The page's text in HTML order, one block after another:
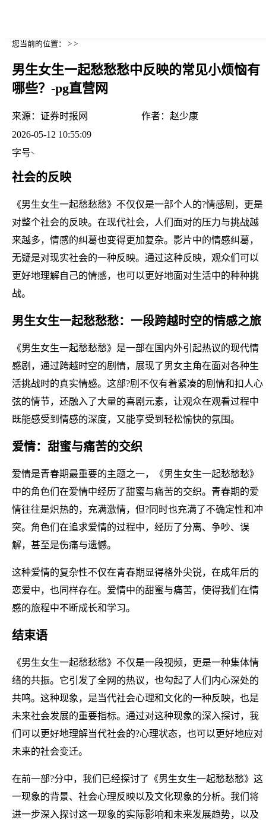
您当前的位置： > >
男生女生一起愁愁愁中反映的常见小烦恼有
哪些？-pg直营网
来源： 证券时报网 作者： 赵少康
2026-05-12 10:55:09
字号
社会的反映
《男生女生一起愁愁愁》不仅仅是一部个人的?情感剧，更是
对整个社会的反映。在现代社会，人们面对的压力与挑战越
来越多，情感的纠葛也变得更加复杂。影片中的情感纠葛，
无疑是对现实社会的一种反映。通过这种反映，观众们可以
更好地理解自己的情感，也可以更好地面对生活中的种种挑
战。
男生女生一起愁愁愁：一段跨越时空的情感之旅
《男生女生一起愁愁愁》是一部在国内外引起热议的现代情
感剧，通过跨越时空的剧情，展现了男女主角在面对各种生
活挑战时的真实情感。这部?剧不仅有着紧凑的剧情和扣人心
弦的情节，还融入了大量的喜剧元素，让观众在观看过程中
既能感受到情感的深度，又能享受到轻松愉快的氛围。
爱情：甜蜜与痛苦的交织
爱情是青春期最重要的主题之一，《男生女生一起愁愁愁》
中的角色们在爱情中经历了甜蜜与痛苦的交织。青春期的爱
情往往是炽热的，充满激情，但?同时也充满了不确定性和冲
突。角色们在追求爱情的过程中，经历了分离、争吵、误
解，甚至是伤痛与遗憾。
这种爱情的复杂性不仅在青春期显得格外尖锐，在成年后的
恋爱中，也同样存在。爱情中的甜蜜与痛苦，使得我们在情
感的旅程中不断成长和学习。
结束语
《男生女生一起愁愁愁》不仅是一段视频，更是一种集体情
绪的共振。它引发了全网的热议，也勾起了人们内心深处的
共鸣。这种现象，是当代社会心理和文化的一种反映，也是
未来社会发展的重要指标。通过对这种现象的深入探讨，我
们可以更好地理解当代社会的?心理状态，也可以更好地应对
未来的社会变迁。
在前一部?分中，我们已经探讨了《男生女生一起愁愁愁》这
一现象的背景、社会心理反映以及文化现象的分析。我们将
进一步深入探讨这一现象的实际影响和未来发展趋势，以及